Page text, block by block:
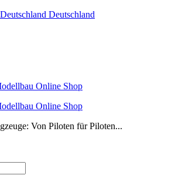
Deutschland
Von Piloten für Piloten...